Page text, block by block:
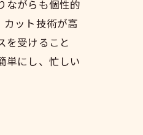
ながらも個性的
ット技術が高
を受けること
単にし、忙しい